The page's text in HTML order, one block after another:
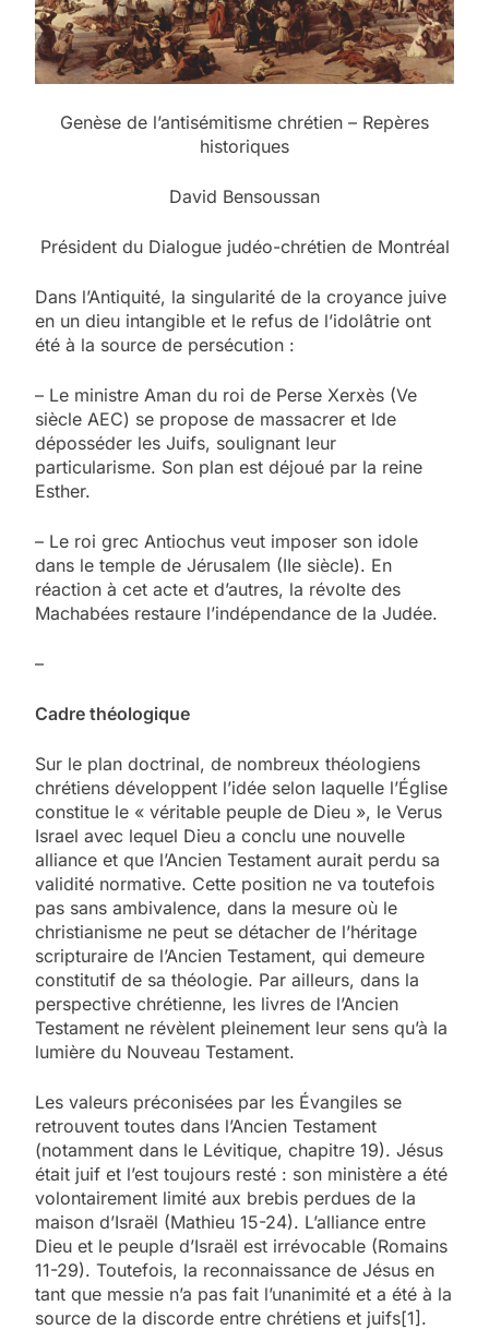
Genèse de l’antisémitisme chrétien – Repères
historiques
David Bensoussan
Président du Dialogue judéo-chrétien de Montréal
Dans l’Antiquité, la singularité de la croyance juive
en un dieu intangible et le refus de l’idolâtrie ont
été à la source de persécution :
– Le ministre Aman du roi de Perse Xerxès (Ve
siècle AEC) se propose de massacrer et lde
déposséder les Juifs, soulignant leur
particularisme. Son plan est déjoué par la reine
Esther.
– Le roi grec Antiochus veut imposer son idole
dans le temple de Jérusalem (IIe siècle). En
réaction à cet acte et d’autres, la révolte des
Machabées restaure l’indépendance de la Judée.
–
Cadre théologique
Sur le plan doctrinal, de nombreux théologiens
chrétiens développent l’idée selon laquelle l’Église
constitue le « véritable peuple de Dieu », le Verus
Israel avec lequel Dieu a conclu une nouvelle
alliance et que l’Ancien Testament aurait perdu sa
validité normative. Cette position ne va toutefois
pas sans ambivalence, dans la mesure où le
christianisme ne peut se détacher de l’héritage
scripturaire de l’Ancien Testament, qui demeure
constitutif de sa théologie. Par ailleurs, dans la
perspective chrétienne, les livres de l’Ancien
Testament ne révèlent pleinement leur sens qu’à la
lumière du Nouveau Testament.
Les valeurs préconisées par les Évangiles se
retrouvent toutes dans l’Ancien Testament
(notamment dans le Lévitique, chapitre 19). Jésus
était juif et l’est toujours resté : son ministère a été
volontairement limité aux brebis perdues de la
maison d’Israël (Mathieu 15-24). L’alliance entre
Dieu et le peuple d’Israël est irrévocable (Romains
11-29). Toutefois, la reconnaissance de Jésus en
tant que messie n’a pas fait l’unanimité et a été à la
source de la discorde entre chrétiens et juifs[1].